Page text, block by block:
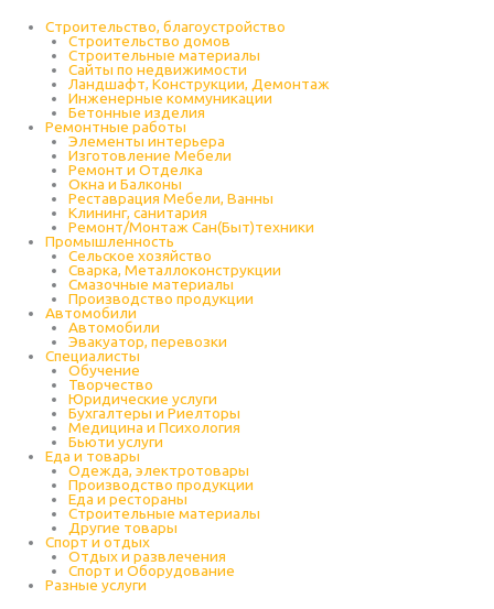
Строительство, благоустройство
Строительство домов
Строительные материалы
Сайты по недвижимости
Ландшафт, Конструкции, Демонтаж
Инженерные коммуникации
Бетонные изделия
Ремонтные работы
Элементы интерьера
Изготовление Мебели
Ремонт и Отделка
Окна и Балконы
Реставрация Мебели, Ванны
Клининг, санитария
Ремонт/Монтаж Сан(Быт)техники
Промышленность
Cельское хозяйство
Сварка, Металлоконструкции
Cмазочные материалы
Производство продукции
Автомобили
Автомобили
Эвакуатор, перевозки
Специалисты
Обучение
Творчество
Юридические услуги
Бухгалтеры и Риелторы
Медицина и Психология
Бьюти услуги
Еда и товары
Одежда, электротовары
Производство продукции
Еда и рестораны
Строительные материалы
Другие товары
Спорт и отдых
Отдых и развлечения
Спорт и Оборудование
Разные услуги